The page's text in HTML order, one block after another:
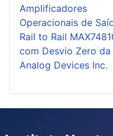
Amplificadores
Operacionais de
Rail to Rail
com Desvio Zero da
Analog Devices Inc.